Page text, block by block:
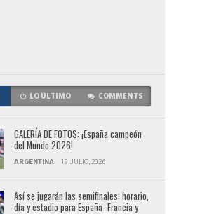
LO ÚLTIMO COMMENTS
GALERÍA DE FOTOS: ¡España campeón
del Mundo 2026!
ARGENTINA 19 JULIO, 2026
Así se jugarán las semifinales: horario,
día y estadio para España- Francia y